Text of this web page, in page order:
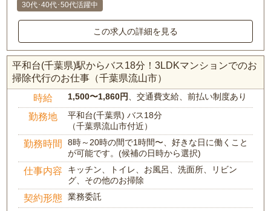
30代･40代･50代活躍中
この求人の詳細を見る
平和台(千葉県)駅からバス18分！3LDKマンションでのお
掃除代行のお仕事（千葉県流山市）
時給 1,500〜1,860円、交通費支給、前払い制度あり
勤務地
平和台(千葉県) バス18分
（千葉県流山市付近）
勤務時間
8時～20時の間で1時間〜、好きな日に働くこと
が可能です。(候補の日時から選択)
仕事内容
キッチン、トイレ、お風呂、洗面所、リビン
グ、その他のお掃除
契約形態 業務委託